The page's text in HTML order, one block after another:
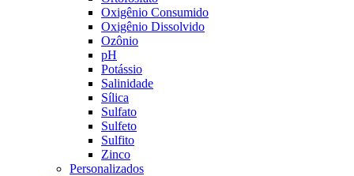
Oxigênio Consumido
Oxigênio Dissolvido
Ozônio
pH
Potássio
Salinidade
Sílica
Sulfato
Sulfeto
Sulfito
Zinco
Personalizados